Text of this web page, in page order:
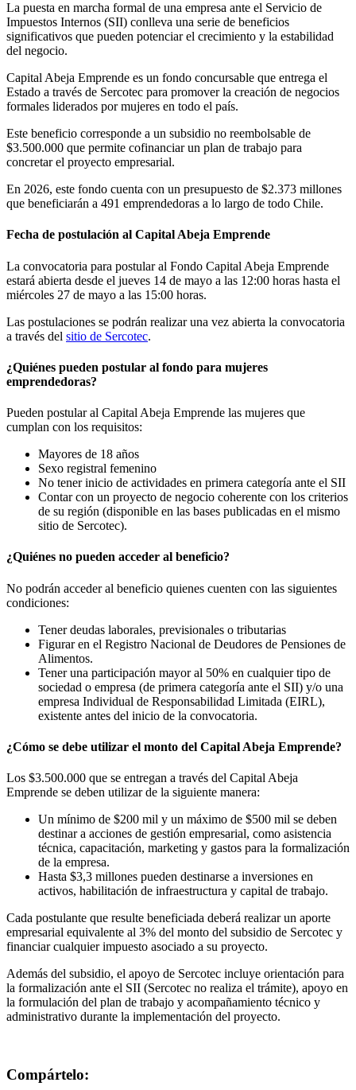
La puesta en marcha formal de una empresa ante el Servicio de
Impuestos Internos (SII) conlleva una serie de beneficios
significativos que pueden potenciar el crecimiento y la estabilidad
del negocio.
Capital Abeja Emprende es un fondo concursable que entrega el
Estado a través de Sercotec para promover la creación de negocios
formales liderados por mujeres en todo el país.
Este beneficio corresponde a un subsidio no reembolsable de
$3.500.000 que permite cofinanciar un plan de trabajo para
concretar el proyecto empresarial.
En 2026, este fondo cuenta con un presupuesto de $2.373 millones
que beneficiarán a 491 emprendedoras a lo largo de todo Chile.
Fecha de postulación al Capital Abeja Emprende
La convocatoria para postular al Fondo Capital Abeja Emprende
estará abierta desde el jueves 14 de mayo a las 12:00 horas hasta el
miércoles 27 de mayo a las 15:00 horas.
Las postulaciones se podrán realizar una vez abierta la convocatoria
a través del sitio de Sercotec.
¿Quiénes pueden postular al fondo para mujeres
emprendedoras?
Pueden postular al Capital Abeja Emprende las mujeres que
cumplan con los requisitos:
Mayores de 18 años
Sexo registral femenino
No tener inicio de actividades en primera categoría ante el SII
Contar con un proyecto de negocio coherente con los criterios
de su región (disponible en las bases publicadas en el mismo
sitio de Sercotec).
¿Quiénes no pueden acceder al beneficio?
No podrán acceder al beneficio quienes cuenten con las siguientes
condiciones:
Tener deudas laborales, previsionales o tributarias
Figurar en el Registro Nacional de Deudores de Pensiones de
Alimentos.
Tener una participación mayor al 50% en cualquier tipo de
sociedad o empresa (de primera categoría ante el SII) y/o una
empresa Individual de Responsabilidad Limitada (EIRL),
existente antes del inicio de la convocatoria.
¿Cómo se debe utilizar el monto del Capital Abeja Emprende?
Los $3.500.000 que se entregan a través del Capital Abeja
Emprende se deben utilizar de la siguiente manera:
Un mínimo de $200 mil y un máximo de $500 mil se deben
destinar a acciones de gestión empresarial, como asistencia
técnica, capacitación, marketing y gastos para la formalización
de la empresa.
Hasta $3,3 millones pueden destinarse a inversiones en
activos, habilitación de infraestructura y capital de trabajo.
Cada postulante que resulte beneficiada deberá realizar un aporte
empresarial equivalente al 3% del monto del subsidio de Sercotec y
financiar cualquier impuesto asociado a su proyecto.
Además del subsidio, el apoyo de Sercotec incluye orientación para
la formalización ante el SII (Sercotec no realiza el trámite), apoyo en
la formulación del plan de trabajo y acompañamiento técnico y
administrativo durante la implementación del proyecto.
Compártelo: